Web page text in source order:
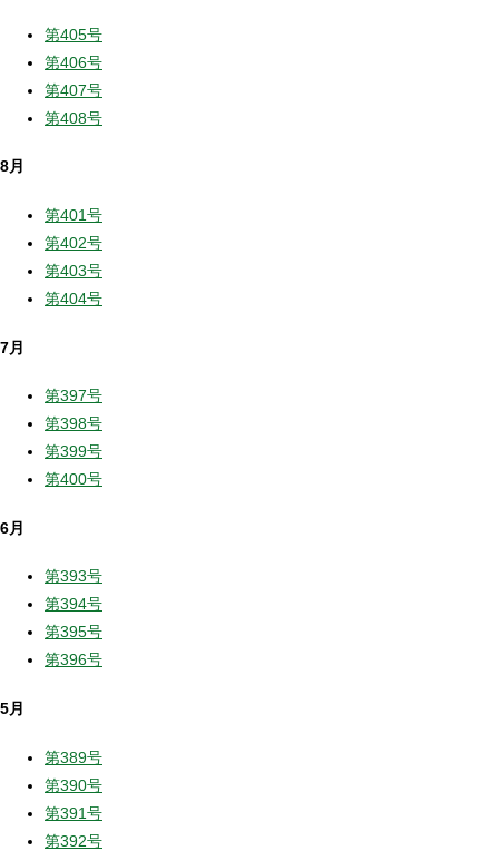
第405号
第406号
第407号
第408号
8月
第401号
第402号
第403号
第404号
7月
第397号
第398号
第399号
第400号
6月
第393号
第394号
第395号
第396号
5月
第389号
第390号
第391号
第392号